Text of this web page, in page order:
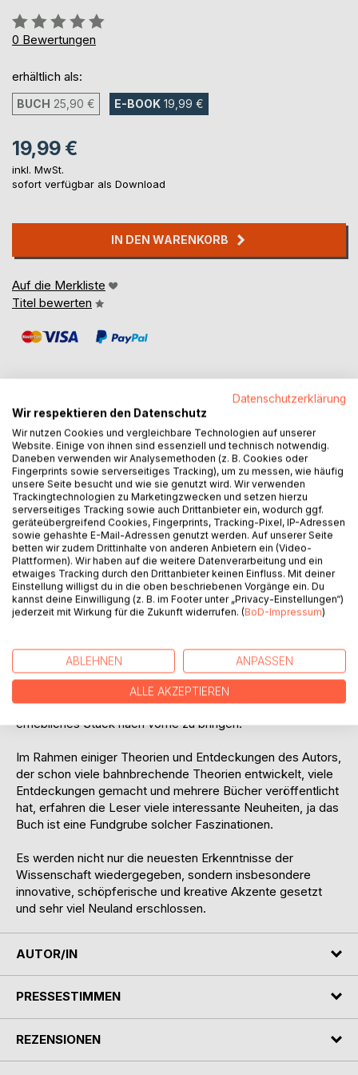
Bewertung::
0%
0 Bewertungen
erhältlich als:
BUCH 25,90 € E-BOOK 19,99 €
19,99 €
inkl. MwSt.
sofort verfügbar als Download
IN DEN WARENKORB
Auf die Merkliste
Titel bewerten
BESCHREIBUNG
Ist unser Sternenhimmel Wirklichkeit? Sind die Dinosaurier
wirklich durch Meteoriten-Einschlag ausgestorben?
Weshalb haben Galaxien Spiralarme und welche Funktion
haben sie? Was sind pränatale Galaxien? Können schwarze
Löcher anfangen intensiv zu leuchten? Was sind Quasare
und welches Schicksal werden sie erleiden?
Durch dieses spannende Buch werden nicht nur diese
Fragen ausführlich beantwortet, sondern auch viele weitere
große Probleme des Universums gelöst. Lebensnahe
auch für das breite Publikum verständlich und zugänglich.
Die Zeit ist reif für einen frischen Wind und für eine neue
Denkrichtung in der Astronomie und Physik um sie ein
erhebliches Stück nach vorne zu bringen.
Im Rahmen einiger Theorien und Entdeckungen des Autors,
der schon viele bahnbrechende Theorien entwickelt, viele
Entdeckungen gemacht und mehrere Bücher veröffentlicht
hat, erfahren die Leser viele interessante Neuheiten, ja das
Buch ist eine Fundgrube solcher Faszinationen.
Es werden nicht nur die neuesten Erkenntnisse der
Wissenschaft wiedergegeben, sondern insbesondere
innovative, schöpferische und kreative Akzente gesetzt
und sehr viel Neuland erschlossen.
AUTOR/IN
PRESSESTIMMEN
REZENSIONEN
Datenschutzerklärung
Wir respektieren den Datenschutz
Wir nutzen Cookies und vergleichbare Technologien auf unserer
Website. Einige von ihnen sind essenziell und technisch notwendig.
Daneben verwenden wir Analysemethoden (z. B. Cookies oder
Fingerprints sowie serverseitiges Tracking), um zu messen, wie häufig
unsere Seite besucht und wie sie genutzt wird. Wir verwenden
Trackingtechnologien zu Marketingzwecken und setzen hierzu
serverseitiges Tracking sowie auch Drittanbieter ein, wodurch ggf.
geräteübergreifend Cookies, Fingerprints, Tracking-Pixel, IP-Adressen
sowie gehashte E-Mail-Adressen genutzt werden. Auf unserer Seite
betten wir zudem Drittinhalte von anderen Anbietern ein (Video-
Plattformen). Wir haben auf die weitere Datenverarbeitung und ein
etwaiges Tracking durch den Drittanbieter keinen Einfluss. Mit deiner
Einstellung willigst du in die oben beschriebenen Vorgänge ein. Du
kannst deine Einwilligung (z. B. im Footer unter „Privacy-Einstellungen“)
jederzeit mit Wirkung für die Zukunft widerrufen. (BoD-Impressum)
ABLEHNEN ANPASSEN
ALLE AKZEPTIEREN